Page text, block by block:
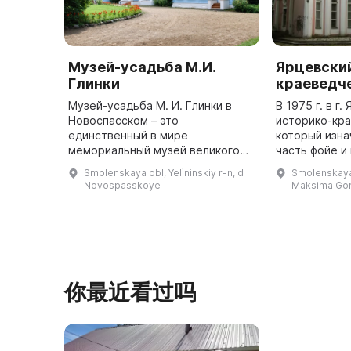
Музей-усадьба М.И.
Глинки
Музей-усадьба М. И. Глинки в
Новоспасском – это
единственный в мире
мемориальный музей великого
него неоценимой, так как именно
здесь он провёл свои детские и
Smolenskaya obl, Yelʹninskiy r-n, d
Novospasskoye
В 1975 г. в г.
историко-
который
часть фойе и
два
выставочный
Maksima
你最近看过吗